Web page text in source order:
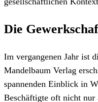
Die
Im vergangenen Jahr ist
Mandelbaum Verlag
spannenden Einblick in
Beschäftigte oft nicht nur